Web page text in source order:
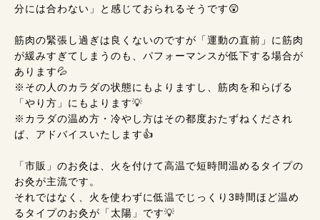
分には合わない」と感じておられるそうです😲
筋肉の緊張し過ぎは良くないのですが「運動の直前」に筋肉
が緩みすぎてしまうのも、パフォーマンスが低下する場合が
あります💦
※その人のカラダの状態にもよりますし、筋肉を和らげる
「やり方」にもよります💡
※カラダの温め方・冷やし方はその都度おたずねくだされ
ば、アドバイスいたします👍
「市販」のお灸は、火を付けて高温で短時間温めるタイプの
お灸が主流です。
それではなく、火を使わずに低温でじっくり3時間ほど温め
るタイプのお灸が「太陽」です💡